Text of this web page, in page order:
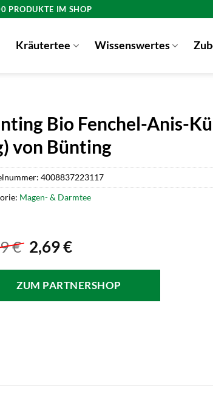
PRODUKTE IM SHOP
Kräutertee Wissenswertes
Bio Fenchel-Anis-
von Bünting
€ Ursprünglicher
war:
2,39 €
2,69€Aktueller
ist:
2,69 €.
ZUM PARTNERSHOP
4008837223117
Magen- & Darmtee